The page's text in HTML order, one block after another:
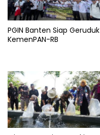
PGIN Banten Siap Geruduk
KemenPAN-RB